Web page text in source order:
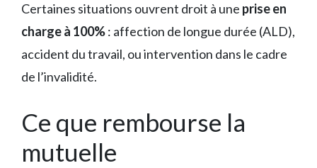
Certaines situations ouvrent droit à une prise en
charge à 100%: affection de longue durée (ALD),
accident du travail, ou intervention dans le cadre
de l’invalidité.
Ce que rembourse la
mutuelle